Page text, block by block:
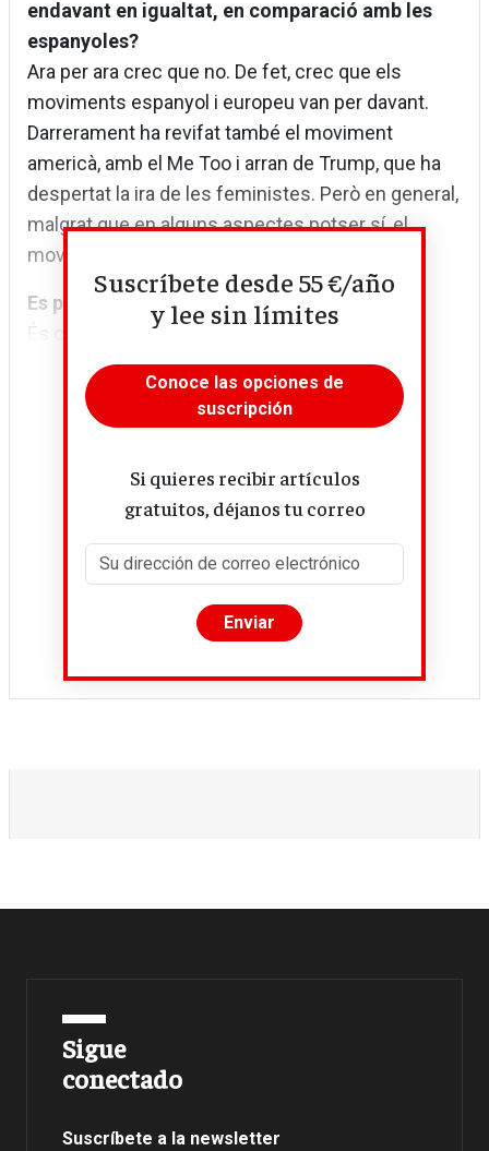
endavant en igualtat, en comparació amb les
espanyoles?
Ara per ara crec que no. De fet, crec que els
moviments espanyol i europeu van per davant.
Darrerament ha revifat també el moviment
americà, amb el Me Too i arran de Trump, que ha
despertat la ira de les feministes. Però en general,
malgrat que en alguns aspectes potser sí, el
moviment espanyol és molt més radical.
Es pot ser feminista i neoliberal?
És clar que sí. Segurament...
Suscríbete desde 55 €/año
y lee sin límites
Conoce las opciones de
suscripción
Si quieres recibir artículos
gratuitos, déjanos tu correo
Sigue
conectado
Suscríbete a la newsletter